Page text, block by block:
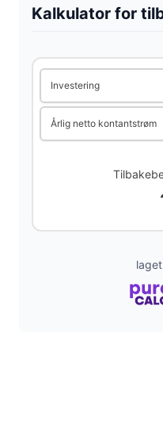
Kalkulator for
Investering
Årlig netto kontantstrøm